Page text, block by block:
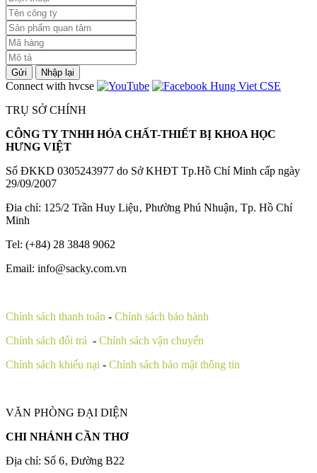
Gửi Nhập lại
Connect with hvcse
TRỤ SỞ CHÍNH
CÔNG TY TNHH HÓA CHẤT-THIẾT BỊ KHOA HỌC
HƯNG VIỆT
Số ĐKKD 0305243977 do Sở KHĐT Tp.Hồ Chí Minh cấp ngày
29/09/2007
Đia chỉ: 125/2 Trần Huy Liệu‚ Phường Phú Nhuận‚ Tp. Hồ Chí
Minh
Tel: (+84) 28 3848 9062
Email: info@sacky.com.vn
Chính sách thanh toán - Chính sách bảo hành
Chính sách đổi trả - Chính sách vận chuyển
Chính sách khiếu nại - Chính sách bảo mật thông tin
VĂN PHÒNG ĐẠI DIỆN
CHI NHÁNH CẦN THƠ
Địa chỉ: Số 6‚ Đường B22